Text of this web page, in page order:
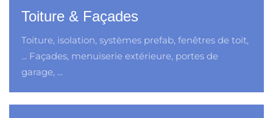
Toiture & Façades
Toiture, isolation, systèmes prefab, fenêtres de toit,
... Façades, menuiserie extérieure, portes de
garage, ...